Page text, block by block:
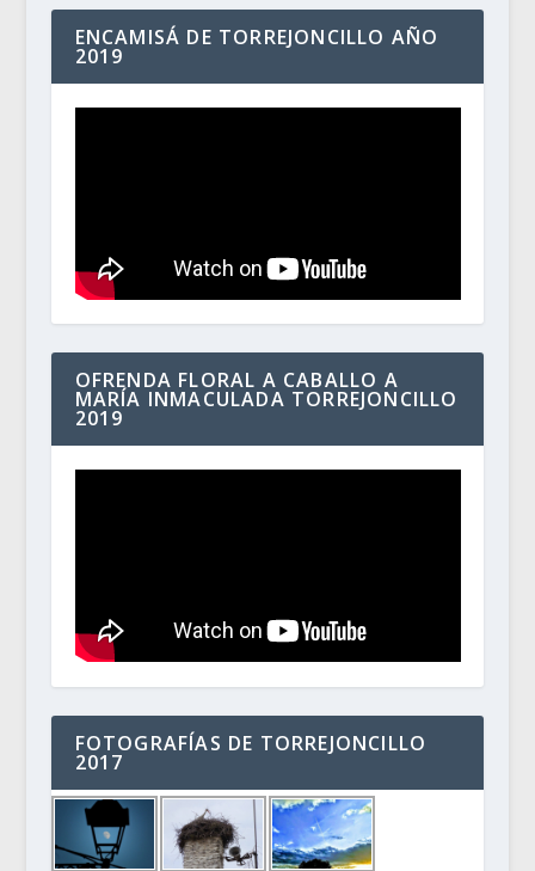
ENCAMISÁ DE TORREJONCILLO AÑO
2019
OFRENDA FLORAL A CABALLO A
MARÍA INMACULADA TORREJONCILLO
2019
FOTOGRAFÍAS DE TORREJONCILLO
2017